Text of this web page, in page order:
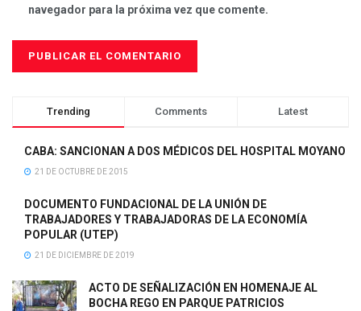
navegador para la próxima vez que comente.
Trending Comments Latest
CABA: SANCIONAN A DOS MÉDICOS DEL HOSPITAL MOYANO
21 DE OCTUBRE DE 2015
DOCUMENTO FUNDACIONAL DE LA UNIÓN DE
TRABAJADORES Y TRABAJADORAS DE LA ECONOMÍA
POPULAR (UTEP)
21 DE DICIEMBRE DE 2019
ACTO DE SEÑALIZACIÓN EN HOMENAJE AL
BOCHA REGO EN PARQUE PATRICIOS